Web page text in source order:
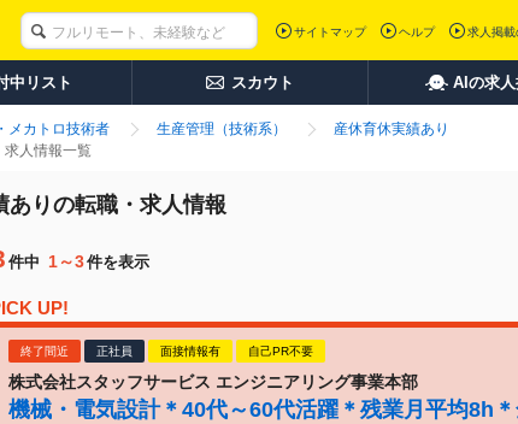
サイトマップ ヘルプ 求人掲載
中リスト スカウト AIの求
メカトロ技術者 生産管理（技術系）
産休育休実績あり
求人情報一覧
りの転職・求人情報
件中 1～3件を表示
UP!
終了間近 正社員 面接情報有 自己PR不要
株式会社スタッフサービス エンジニアリング事業本部
機械・電気設計＊40代～60代活躍＊残業月平均8h